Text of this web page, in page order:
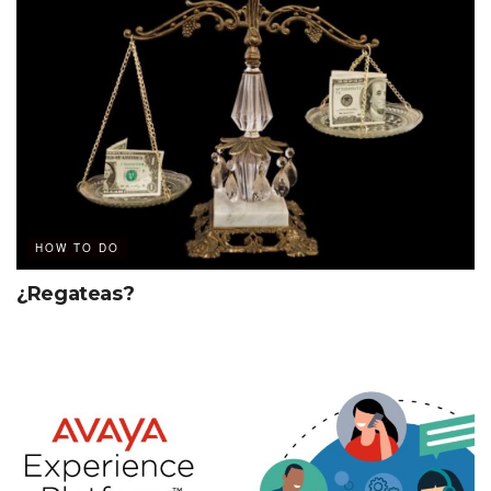
estadística, los departamentos de gestión de viajes de
negocios y gastos deben reinventar los procesos
comerciales, como facturación en la nube, pagos con
apps y hasta incluir datos biométricos, monedas digitales
y códigos QR.
93% de los consumidores consideran el uso de pago
Control y cumplimiento
nuevos proveedores, adaptar pagos y gestionar
regulaciones de salud pública en
soluciones de travel &
expenses, siempre manteniendo la calma y evitando
HOW TO DO
¿Regateas?